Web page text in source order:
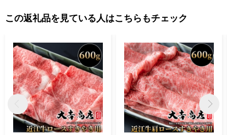
この返礼品を見ている人はこちらもチェック